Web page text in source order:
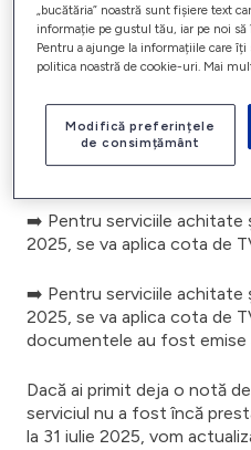
Începând cu data de 1
reglementări fiscale, cota
la 19%, la 21%.
Această modificare se
prestate după această
emiterii facturii sau a notei
➡️ Pentru serviciile achitate
2025, se va aplica cota de
➡️ Pentru serviciile achitate
2025, se va aplica cota de
documentele au fost emise
Dacă ai primit deja o notă
serviciul nu a fost încă
la 31 iulie 2025, vom
„bucătăria” noastră sunt fișiere text
informație pe gustul tău, iar pe noi
Pentru a ajunge la informațiile care
politica noastră de cookie-uri. Mai
Modifică preferințele
de consimțământ